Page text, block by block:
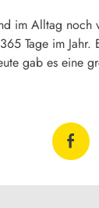
im Alltag
Tage im
gab es eine